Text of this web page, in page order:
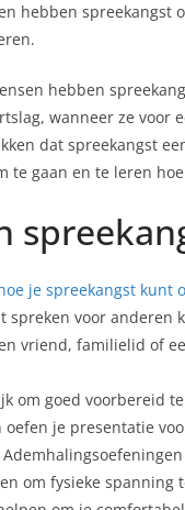
hebben
hebben
wanneer ze voor
dat spreekangst
te gaan en te leren
je spreekangst kunt
spreken voor
vriend, familielid of
om goed voorbereid
je presentatie
om fysieke